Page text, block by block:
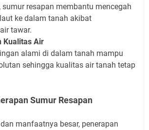
sumur resapan membantu mencegah
ke dalam tanah akibat
tawar.
Kualitas Air
alami di dalam tanah mampu
sehingga kualitas air tanah tetap
Sumur Resapan
manfaatnya besar, penerapan